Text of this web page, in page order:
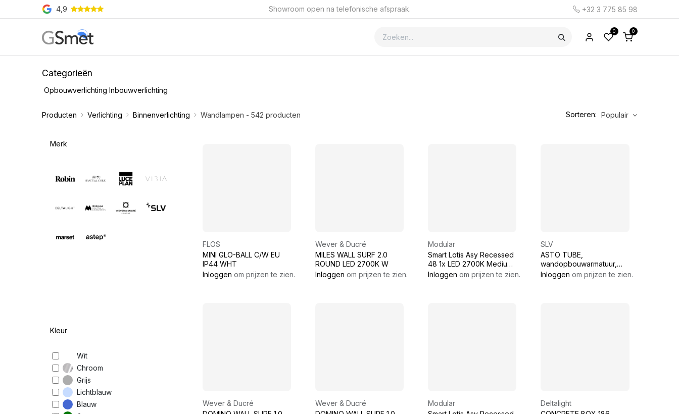
Overslaan naar inhoud
4,9 Showroom open na telefonische afspraak. +32 3 775 85 98
0 0
Categorieën
Opbouwverlichting Inbouwverlichting
Producten Verlichting Binnenverlichting Wandlampen - 542 producten Sorteren: Populair
Merk
Kleur
Wit
Chroom
Grijs
Lichtblauw
Blauw
FLOS
MINI GLO-BALL C/W EU
IP44 WHT
Inloggen om prijzen te zien.
Wever & Ducré
MILES WALL SURF 2.0
ROUND LED 2700K W
Inloggen om prijzen te zien.
Modular
Smart Lotis Asy Recessed
48 1x LED 2700K Medium
DE White Structure
Inloggen om prijzen te zien.
SLV
ASTO TUBE,
wandopbouwarmatuur,
cilindrisch, max. 2x10 W,
Inloggen om prijzen te zien.
Wever & Ducré
Wever & Ducré
Modular
Deltalight